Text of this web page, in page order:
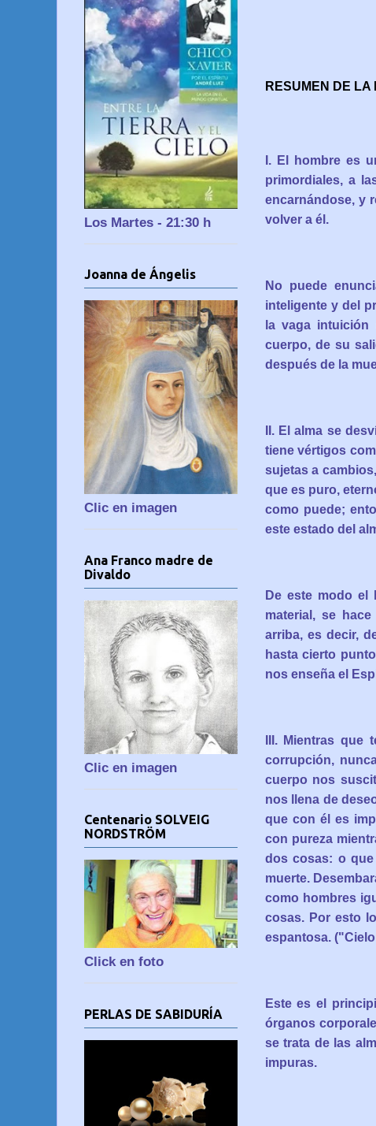
RESUMEN DE LA
I. El hombre es
primordiales, a
encarnándose, y
volver a él.
No puede
inteligente y del
la vaga
cuerpo, de su
después de la
II. El alma se
tiene vértigos
sujetas a
que es puro,
como puede;
este estado del
De este modo
material, se
arriba, es decir,
hasta cierto
nos enseña el
III. Mientras
corrupción,
cuerpo nos
nos llena de
que con él es
con pureza
dos cosas: o
muerte.
como hombres
cosas. Por esto
espantosa. ("Cielo
Este es el
órganos
se trata de las
impuras.
Los Martes - 21:30 h
Joanna de Ángelis
Clic en imagen
Ana Franco madre de
Divaldo
Clic en imagen
Centenario SOLVEIG
NORDSTRÖM
Click en foto
PERLAS DE SABIDURÍA